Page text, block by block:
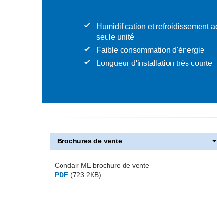
Humidification et refroidissement
seule unité
Faible consommation d'énergie
Longueur d'installation très courte
Brochures de vente
Condair ME brochure de vente
PDF (723.2KB)